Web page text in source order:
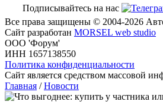
Подписывайтесь на нас
Все права защищены © 2004-2026
Сайт разработан MORSEL web studio
ООО 'Форум'
ИНН 1657138550
Политика конфиденциальности
Сайт является средством массовой
Главная /Новости